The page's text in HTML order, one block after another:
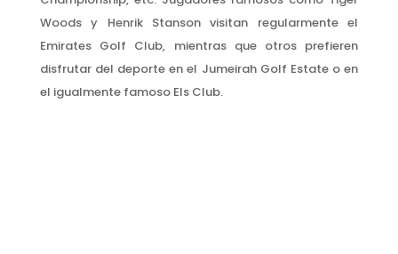
Woods y Henrik Stanson visitan regularmente el
Emirates Golf Club, mientras que otros prefieren
disfrutar del deporte en el Jumeirah Golf Estate o en
el igualmente famoso Els Club.